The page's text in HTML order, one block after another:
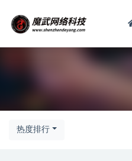
热度排行